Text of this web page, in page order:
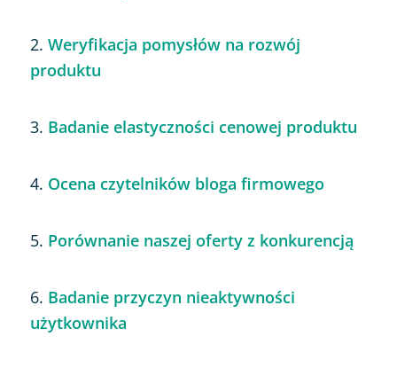
2. Weryfikacja pomysłów na rozwój
produktu
3. Badanie elastyczności cenowej produktu
4. Ocena czytelników bloga firmowego
5. Porównanie naszej oferty z konkurencją
6. Badanie przyczyn nieaktywności
użytkownika